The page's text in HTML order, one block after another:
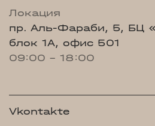
Локация
пр. Аль-Фараби, 5, БЦ
блок 1А, офис 501
09:00 - 18:00
Vkontakte